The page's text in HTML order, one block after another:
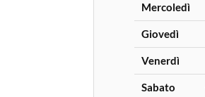
Mercoledì
Giovedì
Venerdì
Sabato